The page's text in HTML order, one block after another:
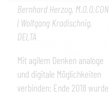
Bernhard Herzog, M.O.O.CON
| Wolfgang Kradischnig,
DELTA
Mit agilem Denken analoge
und digitale Möglichkeiten
verbinden: Ende 2018 wurde